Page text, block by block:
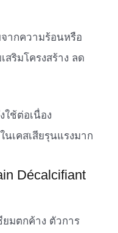
ากความร้อนหรือ
สริมโครงสร้าง ลด
ช้ต่อเนื่อง
นเคสเสียรุนแรงมาก
Décalcifiant
มตกค้าง ตัวการ